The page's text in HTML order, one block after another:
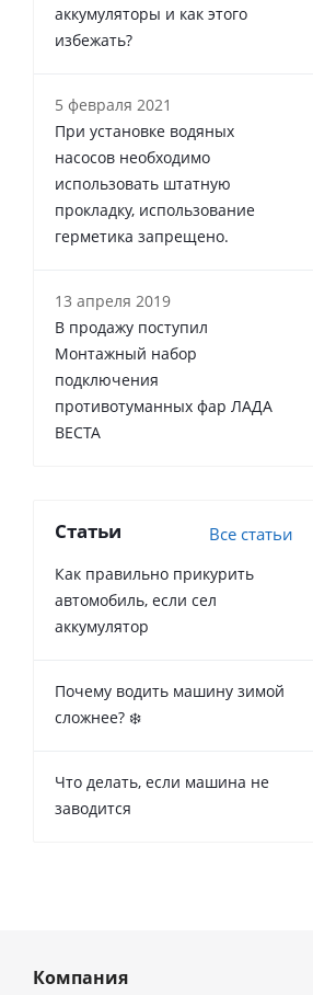
аккумуляторы и как этого
избежать?
5 февраля 2021
При установке водяных
насосов необходимо
использовать штатную
прокладку, использование
герметика запрещено.
13 апреля 2019
В продажу поступил
Монтажный набор
подключения
противотуманных фар ЛАДА
ВЕСТА
Статьи Все статьи
Как правильно прикурить
автомобиль, если сел
аккумулятор
Почему водить машину зимой
сложнее? ❄️
Что делать, если машина не
заводится
Компания